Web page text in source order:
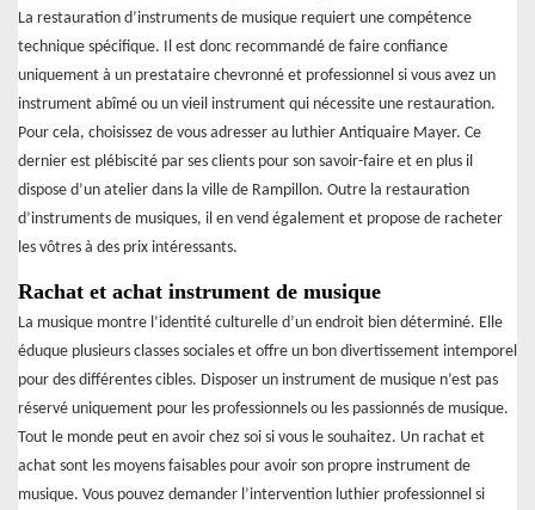
La restauration d’instruments de musique requiert une compétence
technique spécifique. Il est donc recommandé de faire confiance
uniquement à un prestataire chevronné et professionnel si vous avez un
instrument abîmé ou un vieil instrument qui nécessite une restauration.
Pour cela, choisissez de vous adresser au luthier Antiquaire Mayer. Ce
dernier est plébiscité par ses clients pour son savoir-faire et en plus il
dispose d’un atelier dans la ville de Rampillon. Outre la restauration
d’instruments de musiques, il en vend également et propose de racheter
les vôtres à des prix intéressants.
Rachat et achat instrument de musique
La musique montre l’identité culturelle d’un endroit bien déterminé. Elle
éduque plusieurs classes sociales et offre un bon divertissement intemporel
pour des différentes cibles. Disposer un instrument de musique n’est pas
réservé uniquement pour les professionnels ou les passionnés de musique.
Tout le monde peut en avoir chez soi si vous le souhaitez. Un rachat et
achat sont les moyens faisables pour avoir son propre instrument de
musique. Vous pouvez demander l’intervention luthier professionnel si